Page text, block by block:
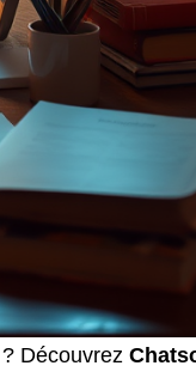
? Découvrez